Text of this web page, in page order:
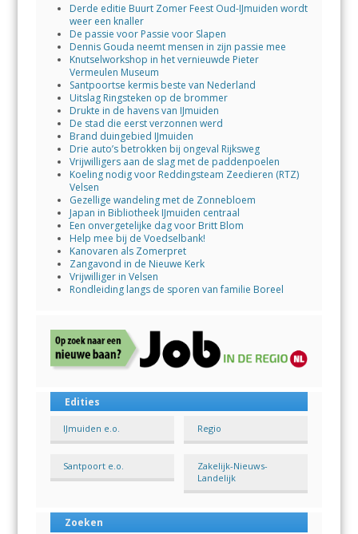
Derde editie Buurt Zomer Feest Oud-IJmuiden wordt
weer een knaller
De passie voor Passie voor Slapen
Dennis Gouda neemt mensen in zijn passie mee
Knutselworkshop in het vernieuwde Pieter
Vermeulen Museum
Santpoortse kermis beste van Nederland
Uitslag Ringsteken op de brommer
Drukte in de havens van IJmuiden
De stad die eerst verzonnen werd
Brand duingebied IJmuiden
Drie auto’s betrokken bij ongeval Rijksweg
Vrijwilligers aan de slag met de paddenpoelen
Koeling nodig voor Reddingsteam Zeedieren (RTZ)
Velsen
Gezellige wandeling met de Zonnebloem
Japan in Bibliotheek IJmuiden centraal
Een onvergetelijke dag voor Britt Blom
Help mee bij de Voedselbank!
Kanovaren als Zomerpret
Zangavond in de Nieuwe Kerk
Vrijwilliger in Velsen
Rondleiding langs de sporen van familie Boreel
Edities
IJmuiden e.o. Regio
Santpoort e.o.
Zakelijk-Nieuws-
Landelijk
Zoeken